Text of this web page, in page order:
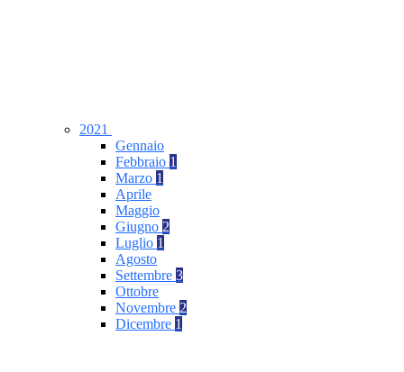
2021
Gennaio
Febbraio 1
Marzo 1
Aprile
Maggio
Giugno 2
Luglio 1
Agosto
Settembre 3
Ottobre
Novembre 2
Dicembre 1